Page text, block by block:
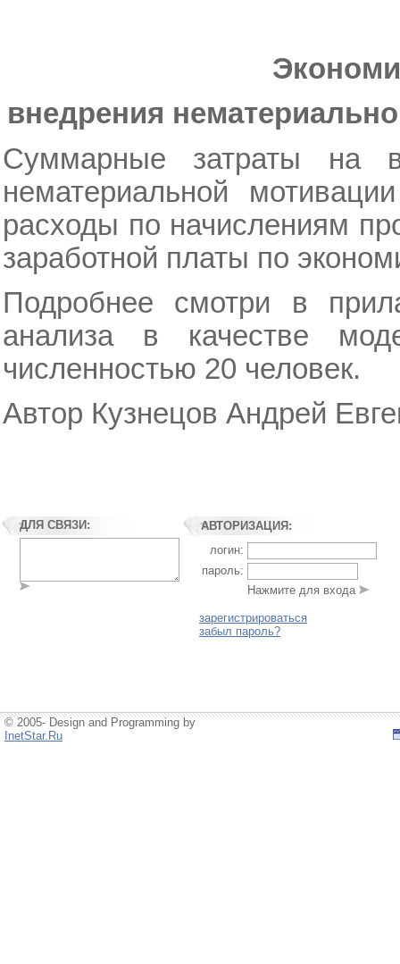
внедрения
Суммарные затраты на
нематериальной
расходы по начислениям
заработной платы по
Подробнее смотри в
анализа в качестве
численностью 20 человек.
Автор Кузнецов Андрей
ДЛЯ СВЯЗИ: АВТОРИЗАЦИЯ:
логин:
пароль:
Нажмите для входа
зарегистрироваться
забыл пароль?
© 2005- Design and Programming by
InetStar.Ru